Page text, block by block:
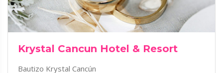
Krystal Cancun Hotel & Resort
Bautizo Krystal Cancún